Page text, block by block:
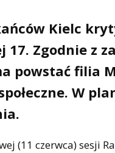
Kielc
17. Zgodnie z
powstać filia
W
(11 czerwca) sesji